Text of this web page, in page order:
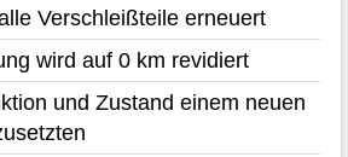
Verschleißteile erneuert
wird auf 0 km revidiert
und Zustand einem neuen